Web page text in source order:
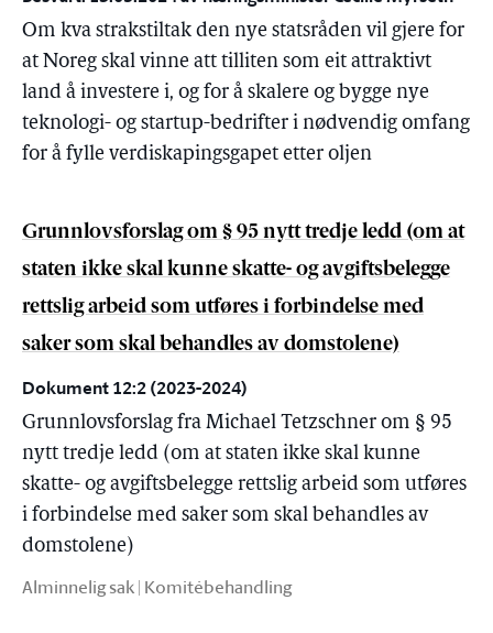
Om kva strakstiltak den nye statsråden vil gjere for
at Noreg skal vinne att tilliten som eit attraktivt
land å investere i, og for å skalere og bygge nye
teknologi- og startup-bedrifter i nødvendig omfang
for å fylle verdiskapingsgapet etter oljen
Grunnlovsforslag om § 95 nytt tredje ledd (om at
staten ikke skal kunne skatte- og avgiftsbelegge
rettslig arbeid som utføres i forbindelse med
saker som skal behandles av domstolene)
Dokument 12:2 (2023-2024)
Grunnlovsforslag fra Michael Tetzschner om § 95
nytt tredje ledd (om at staten ikke skal kunne
skatte- og avgiftsbelegge rettslig arbeid som utføres
i forbindelse med saker som skal behandles av
domstolene)
Alminnelig sak | Komitébehandling